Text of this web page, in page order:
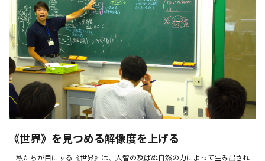
《世界》を見つめる解像度を上げる
私たちが目にする《世界》は、人智の及ばぬ自然の力によって生み出され